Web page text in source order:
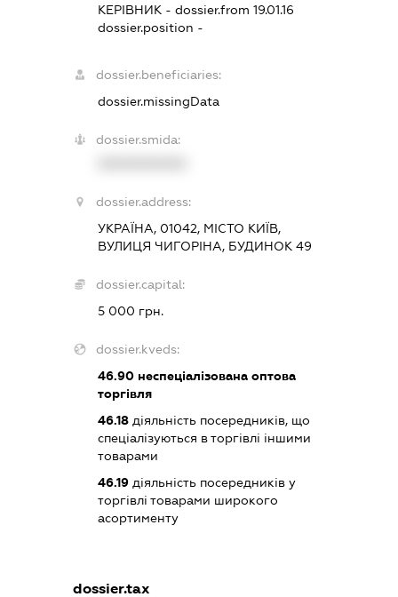
КЕРІВНИК - dossier.from 19.01.16
dossier.position -
dossier.beneficiaries:
dossier.missingData
dossier.smida:
dossier.address:
УКРАЇНА, 01042, МІСТО КИЇВ,
ВУЛИЦЯ ЧИГОРІНА, БУДИНОК 49
dossier.capital:
5 000 грн.
dossier.kveds:
46.90неспеціалізована оптова
торгівля
46.18діяльність посередників, що
спеціалізуються в торгівлі іншими
товарами
46.19діяльність посередників у
торгівлі товарами широкого
асортименту
dossier.tax